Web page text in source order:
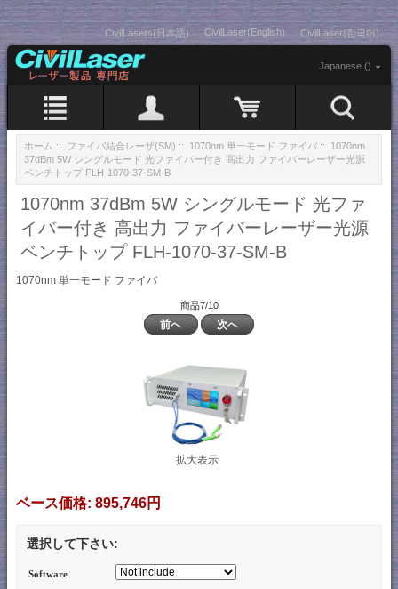
CivilLasers(日本語) CivilLaser(English) CivilLaser(한국어)
Japanese ()
ホーム :: ファイバ結合レーザ(SM) :: 1070nm 単一モード ファイバ :: 1070nm
37dBm 5W シングルモード 光ファイバー付き 高出力 ファイバーレーザー光源
ベンチトップ FLH-1070-37-SM-B
1070nm 37dBm 5W シングルモード 光ファ
イバー付き 高出力 ファイバーレーザー光源
ベンチトップ FLH-1070-37-SM-B
1070nm 単一モード ファイバ
商品7/10
前へ 次へ
拡大表示
ベース価格: 895,746円
選択して下さい:
Software